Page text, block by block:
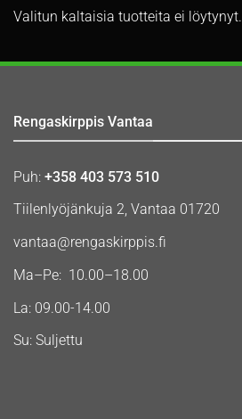
Valitun kaltaisia tuotteita ei löytynyt.
Rengaskirppis Vantaa
Puh: +358 403 573 510
Tiilenlyöjänkuja 2, Vantaa 01720
vantaa@rengaskirppis.fi
Ma–Pe: 10.00–18.00
La: 09.00-14.00
Su: Suljettu